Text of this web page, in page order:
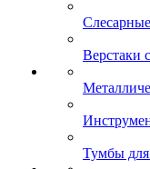
Верстаки
Тумбы